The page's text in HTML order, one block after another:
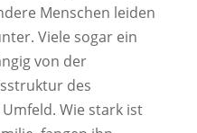
Menschen leiden
Viele sogar ein
von der
des
Wie stark ist